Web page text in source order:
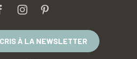
À LA NEWSLETTER